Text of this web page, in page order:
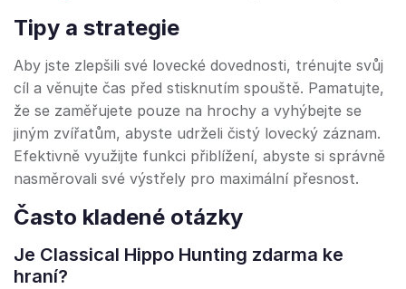
Tipy a strategie
Aby jste zlepšili své lovecké dovednosti, trénujte svůj
cíl a věnujte čas před stisknutím spouště. Pamatujte,
že se zaměřujete pouze na hrochy a vyhýbejte se
jiným zvířatům, abyste udrželi čistý lovecký záznam.
Efektivně využijte funkci přiblížení, abyste si správně
nasměrovali své výstřely pro maximální přesnost.
Často kladené otázky
Je Classical Hippo Hunting zdarma ke
hraní?